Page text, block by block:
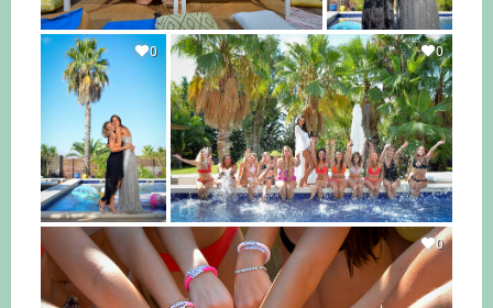
0 0
0